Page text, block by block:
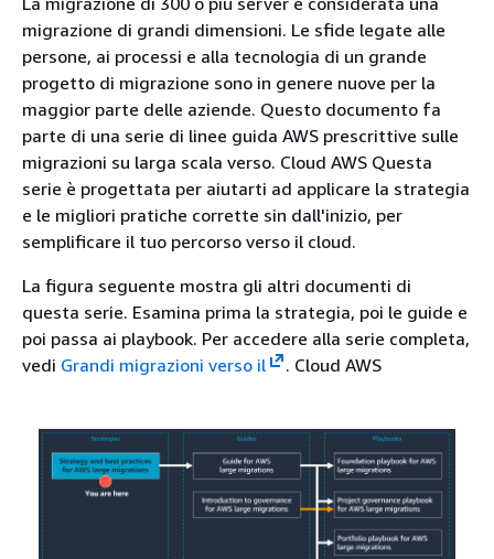
migrazione di grandi dimensioni. Le sfide legate alle
persone, ai processi e alla tecnologia di un grande
progetto di migrazione sono in genere nuove per la
maggior parte delle aziende. Questo documento fa
parte di una serie di linee guida AWS prescrittive sulle
migrazioni su larga scala verso. Cloud AWS Questa
serie è progettata per aiutarti ad applicare la strategia
e le migliori pratiche corrette sin dall'inizio, per
semplificare il tuo percorso verso il cloud.
La figura seguente mostra gli altri documenti di
questa serie. Esamina prima la strategia, poi le guide e
poi passa ai playbook. Per accedere alla serie completa,
vedi Grandi migrazioni verso il . Cloud AWS